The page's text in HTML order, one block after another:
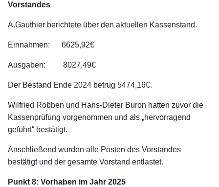
Vorstandes
A.Gauthier berichtete über den aktuellen Kassenstand.
Einnahmen: 6625,92€
Ausgaben: 8027,49€
Der Bestand Ende 2024 betrug 5474,16€.
Wilfried Robben und Hans-Dieter Buron hatten zuvor die
Kassenprüfung vorgenommen und als „hervorragend
geführt“ bestätigt.
Anschließend wurden alle Posten des Vorstandes
bestätigt und der gesamte Vorstand entlastet.
Punkt 8: Vorhaben im Jahr 2025